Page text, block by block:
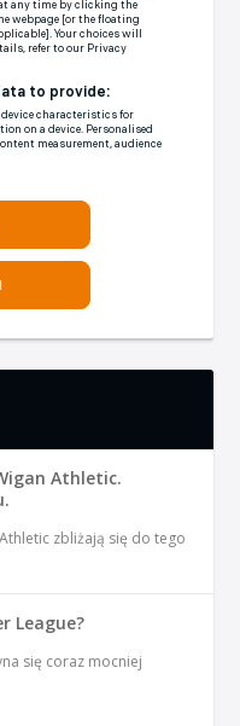
Athletic.
zbliżają się do tego
League?
się coraz mocniej